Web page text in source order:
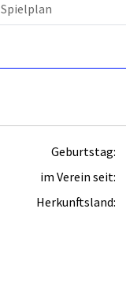
Spielplan
Geburtstag:
im Verein seit:
Herkunftsland: